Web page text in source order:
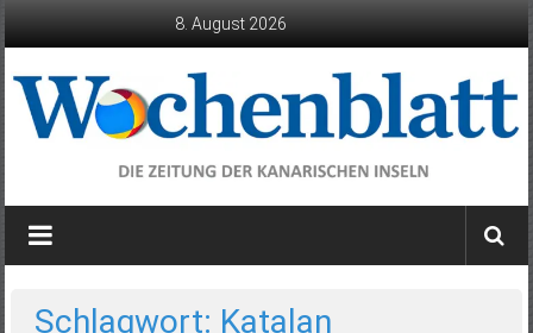
8. August 2026
Wochenblatt
die
Schlagwort: Katalan